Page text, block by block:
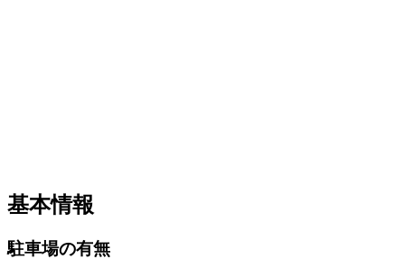
基本情報
駐車場の有無